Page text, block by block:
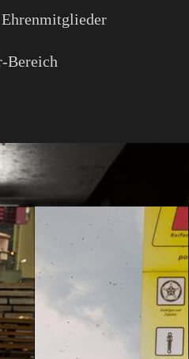
Ehrenmitglieder
Bereich